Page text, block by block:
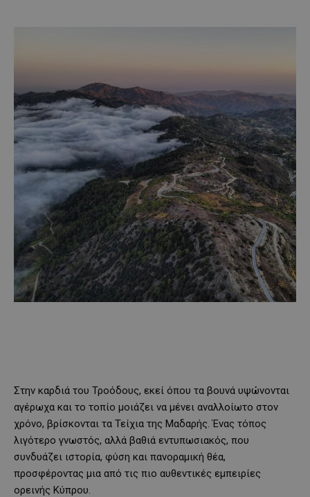
Στην καρδιά του Τροόδους, εκεί όπου τα βουνά υψώνονται
αγέρωχα και το τοπίο μοιάζει να μένει αναλλοίωτο στον
χρόνο, βρίσκονται τα Τείχια της Μαδαρής. Ένας τόπος
λιγότερο γνωστός, αλλά βαθιά εντυπωσιακός, που
συνδυάζει ιστορία, φύση και πανοραμική θέα,
προσφέροντας μια από τις πιο αυθεντικές εμπειρίες
ορεινής Κύπρου.